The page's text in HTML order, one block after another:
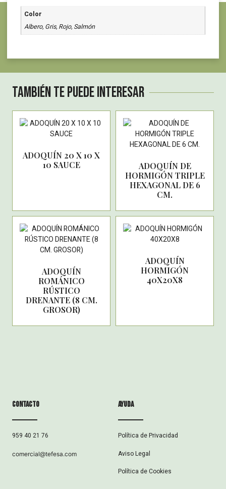
Color
Albero, Gris, Rojo, Salmón
También te puede interesar
ADOQUÍN 20 X 10 X
10 SAUCE
ADOQUÍN DE
HORMIGÓN TRIPLE
HEXAGONAL DE 6
CM.
ADOQUÍN
ROMÁNICO
RÚSTICO
DRENANTE (8 CM.
GROSOR)
ADOQUÍN
HORMIGÓN
40X20X8
Contacto
959 40 21 76
comercial@tefesa.com
ayuda
Política de Privacidad
Aviso Legal
Política de Cookies